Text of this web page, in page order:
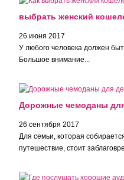
выбрать женский
26 июня 2017
У любого человека должен
Большое внимание...
Дорожные чемоданы
26 сентября 2017
Для семьи, которая
путешествие, стоит